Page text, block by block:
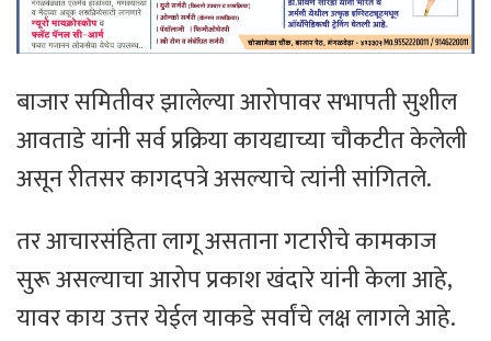
बाजार समितीवर झालेल्या आरोपावर सभापती सुशील
आवताडे यांनी सर्व प्रक्रिया कायद्याच्या चौकटीत केलेली
असून रीतसर कागदपत्रे असल्याचे त्यांनी सांगितले.
तर आचारसंहिता लागू असताना गटारीचे कामकाज
सुरू असल्याचा आरोप प्रकाश खंदारे यांनी केला आहे,
यावर काय उत्तर येईल याकडे सर्वांचे लक्ष लागले आहे.